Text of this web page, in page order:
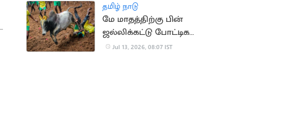
தமிழ் நாடு
மே மாதத்திற்கு பின்
ஜல்லிக்கட்டு போட்டிகள்
நடத்தக்கூடாது..
Jul 13, 2026, 08:07 IST